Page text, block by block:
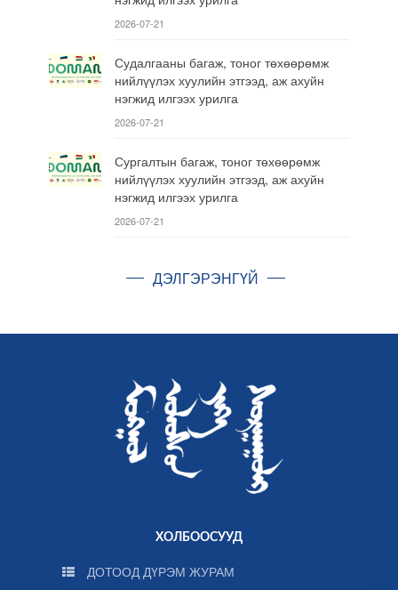
2026-07-21
Судалгааны багаж, тоног төхөөрөмж
нийлүүлэх хуулийн этгээд, аж ахуйн
нэгжид илгээх урилга
2026-07-21
Сургалтын багаж, тоног төхөөрөмж
нийлүүлэх хуулийн этгээд, аж ахуйн
нэгжид илгээх урилга
2026-07-21
ДЭЛГЭРЭНГҮЙ
ХОЛБООСУУД
ДОТООД ДҮРЭМ ЖУРАМ